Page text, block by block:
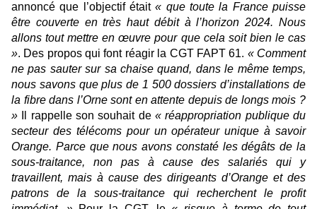
annoncé que l’objectif était« que toute la France puisse
être couverte en très haut débit à l’horizon 2024. Nous
allons tout mettre en œuvre pour que cela soit bien le cas
». Des propos qui font réagir la CGT FAPT 61. « Comment
ne pas sauter sur sa chaise quand, dans le même temps,
nous savons que plus de 1 500 dossiers d’installations de
la fibre dans l’Orne sont en attente depuis de longs mois ?
» Il rappelle son souhait de « réappropriation publique du
secteur des télécoms pour un opérateur unique à savoir
Orange. Parce que nous avons constaté les dégâts de la
sous-traitance, non pas à cause des salariés qui y
travaillent, mais à cause des dirigeants d’Orange et des
patrons de la sous-traitance qui recherchent le profit